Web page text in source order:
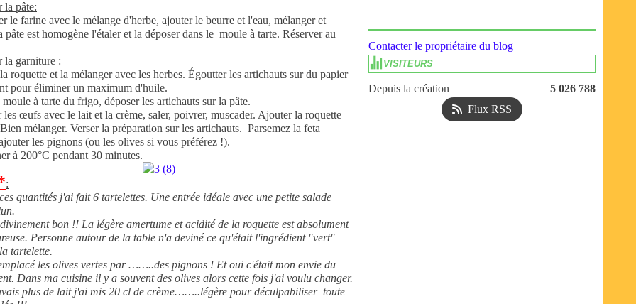
la pâte:
le farine avec le mélange d'herbe, ajouter le beurre et l'eau, mélanger et
pâte est homogène l'étaler et la déposer dans le moule à tarte. Réserver au
la garniture :
roquette et la mélanger avec les herbes. Égoutter les artichauts sur du papier
pour éliminer un maximum d'huile.
à tarte du frigo, déposer les artichauts sur la pâte.
les œufs avec le lait et la crème, saler, poivrer, muscader. Ajouter la roquette
mélanger. Verser la préparation sur les artichauts. Parsemez la feta
les pignons (ou les olives si vous préférez !).
à 200°C pendant 30 minutes.
:
quantités j'ai fait 6 tartelettes. Une entrée idéale avec une petite salade
bon !! La légère amertume et acidité de la roquette est absolument
Personne autour de la table n'a deviné ce qu'était l'ingrédient "vert"
tartelette.
les olives vertes par ……..des pignons ! Et oui c'était mon envie du
Dans ma cuisine il y a souvent des olives alors cette fois j'ai voulu changer.
plus de lait j'ai mis 20 cl de crème……..légère pour déculpabiliser toute
Contacter le propriétaire du blog
VISITEURS
Depuis la création
5 026 788
Flux RSS